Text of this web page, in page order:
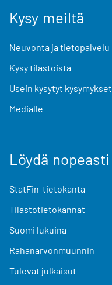
Kysy meiltä
Neuvonta ja tietopalvelu
Kysy tilastoista
Usein kysytyt kysymykset
Medialle
Löydä nopeasti
StatFin-tietokanta
Tilastotietokannat
Suomi lukuina
Rahanarvonmuunnin
Tulevat julkaisut